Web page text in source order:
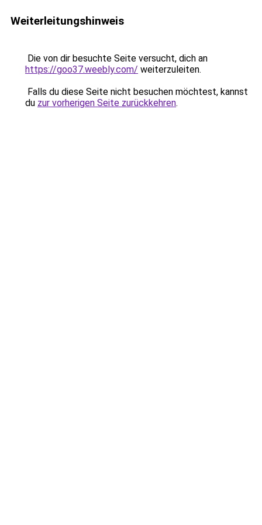
Weiterleitungshinweis
Die von dir besuchte Seite versucht, dich an
https://goo37.weebly.com/ weiterzuleiten.
Falls du diese Seite nicht besuchen möchtest, kannst
du zur vorherigen Seite zurückkehren.